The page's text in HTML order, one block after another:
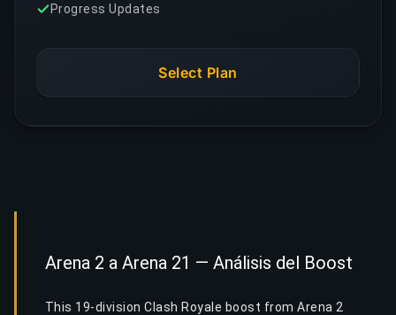
Progress Updates
Select Plan
Arena 2 a Arena 21 — Análisis del Boost
This 19-division Clash Royale boost from Arena 2